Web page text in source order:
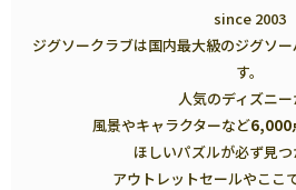
since 2003
ジグソークラブは国内最大級のジグソ
す。
人気のディズニー
風景やキャラクターなど6,000
ほしいパズルが必ず見つ
アウトレットセールやここ